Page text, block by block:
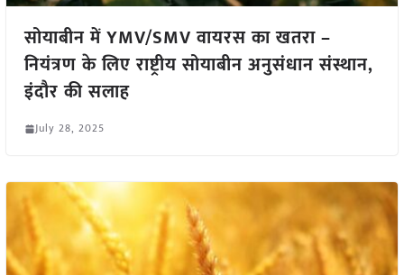
सोयाबीन में YMV/SMV वायरस का खतरा –
नियंत्रण के लिए राष्ट्रीय सोयाबीन अनुसंधान संस्थान,
इंदौर की सलाह
July 28, 2025